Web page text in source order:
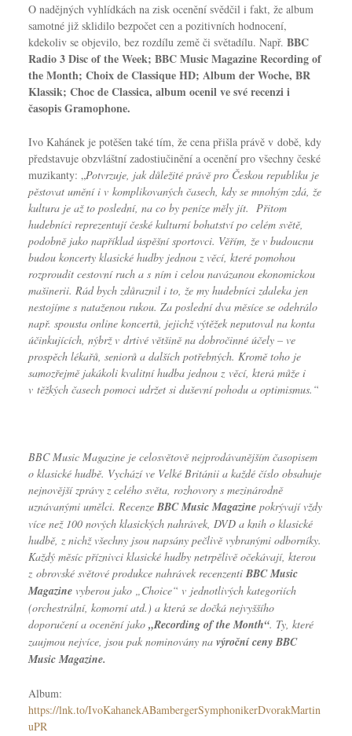
O nadějných vyhlídkách na zisk ocenění svědčil i fakt, že album
samotné již sklidilo bezpočet cen a pozitivních hodnocení,
kdekoliv se objevilo, bez rozdílu země či světadílu. Např. BBC
Radio 3 Disc of the Week; BBC Music Magazine Recording of
the Month; Choix de Classique HD; Album der Woche, BR
Klassik; Choc de Classica, album ocenil ve své recenzi i
časopis Gramophone.
Ivo Kahánek je potěšen také tím, že cena přišla právě v době, kdy
představuje obzvláštní zadostiučinění a ocenění pro všechny české
muzikanty: „Potvrzuje, jak důležité právě pro Českou republiku je
pěstovat umění i v komplikovaných časech, kdy se mnohým zdá, že
kultura je až to poslední, na co by peníze měly jít. Přitom
hudebníci reprezentují české kulturní bohatství po celém světě,
podobně jako například úspěšní sportovci. Věřím, že v budoucnu
budou koncerty klasické hudby jednou z věcí, které pomohou
rozproudit cestovní ruch a s ním i celou navázanou ekonomickou
mašinerii. Rád bych zdůraznil i to, že my hudebníci zdaleka jen
nestojíme s nataženou rukou. Za poslední dva měsíce se odehrálo
např. spousta online koncertů, jejichž výtěžek neputoval na konta
účinkujících, nýbrž v drtivé většině na dobročinné účely – ve
prospěch lékařů, seniorů a dalších potřebných. Kromě toho je
samozřejmě jakákoli kvalitní hudba jednou z věcí, která může i
v těžkých časech pomoci udržet si duševní pohodu a optimismus.“
BBC Music Magazineje celosvětově nejprodávanějším časopisem
o klasické hudbě. Vychází ve Velké Británii a každé číslo obsahuje
nejnovější zprávy z celého světa, rozhovory s mezinárodně
uznávanými umělci. Recenze BBC Music Magazinepokrývají vždy
více než 100 nových klasických nahrávek, DVD a knih o klasické
hudbě, z nichž všechny jsou napsány pečlivě vybranými odborníky.
Každý měsíc příznivci klasické hudby netrpělivě očekávají, kterou
z obrovské světové produkce nahrávek recenzenti BBC Music
Magazine vyberou jako „Choice“ v jednotlivých kategoriích
(orchestrální, komorní atd.) a která se dočká nejvyššího
doporučení a ocenění jako„Recording of the Month“. Ty, které
zaujmou nejvíce, jsou pak nominovány na výroční ceny BBC
Music Magazine.
Album:
https://lnk.to/IvoKahanekABambergerSymphonikerDvorakMartin
uPR